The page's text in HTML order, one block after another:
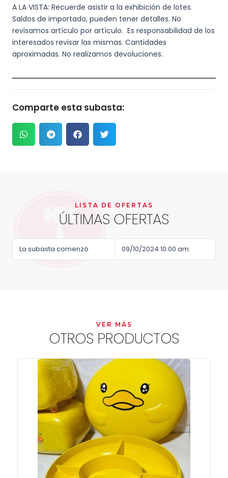
A LA VISTA: Recuerde asistir a la exhibición de lotes.
Saldos de importado, pueden tener detalles. No
revisamos artículo por artículo. Es responsabilidad de los
interesados revisar las mismas. Cantidades
aproximadas. No realizamos devoluciones.
Comparte esta subasta:
LISTA DE OFERTAS
ÚLTIMAS OFERTAS
La subasta comenzó 09/10/2024 10:00 am
VER MÁS
OTROS PRODUCTOS